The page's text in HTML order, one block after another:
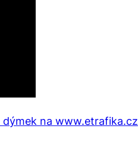
na www.etrafika.cz